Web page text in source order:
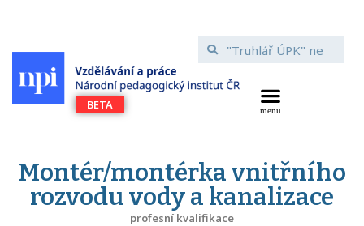
Montér/montérka vnitřního
rozvodu vody a kanalizace
profesní kvalifikace